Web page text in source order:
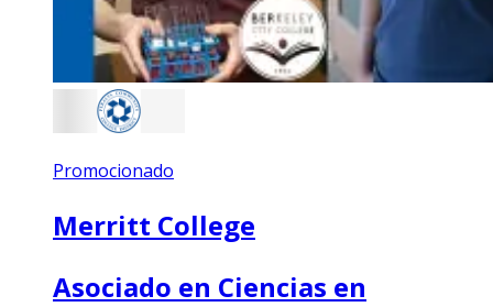
Promocionado
Merritt College
Asociado en Ciencias en